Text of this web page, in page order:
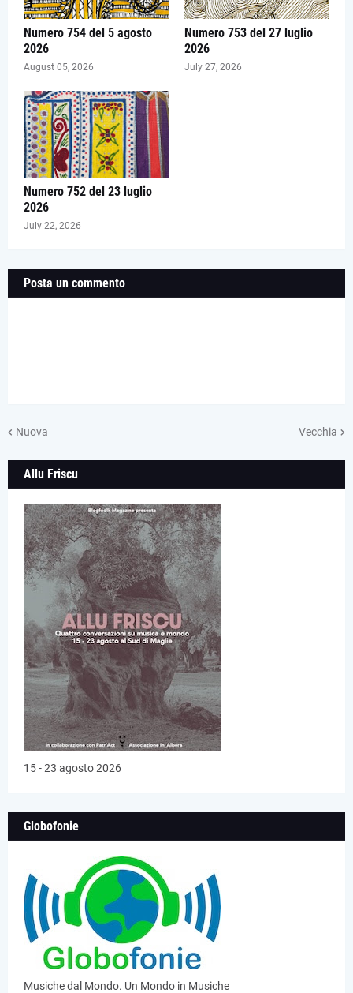
Numero 754 del 5 agosto
2026
August 05, 2026
Numero 753 del 27 luglio
2026
July 27, 2026
Numero 752 del 23 luglio
2026
July 22, 2026
Posta un commento
Nuova Vecchia
Allu Friscu
15 - 23 agosto 2026
Globofonie
Musiche dal Mondo. Un Mondo in Musiche